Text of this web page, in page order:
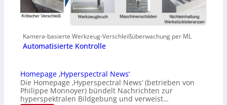
Kamera-basierte Werkzeug-Verschleißüberwachung per ML
Automatisierte Kontrolle
Homepage ‚Hyperspectral News‘
Die Homepage ‚Hyperspectral News‘ (betrieben von
Philippe Monnoyer) bündelt Nachrichten zur
hyperspektralen Bildgebung und verweist…